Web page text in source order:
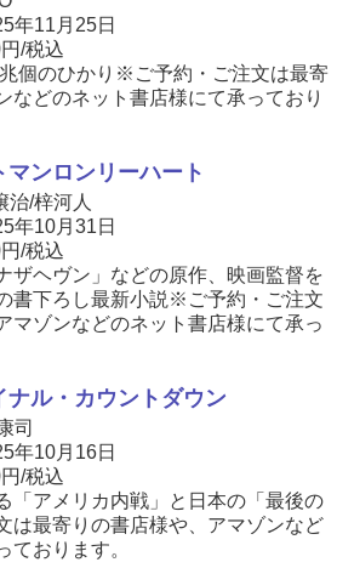
年11月25日
/税込
個のひかり※ご予約・ご注文は最寄
などのネット書店様にて承っており
マンロンリーハート
治/梓河人
年10月31日
/税込
ザヘヴン」などの原作、映画監督を
書下ろし最新小説※ご予約・ご注文
マゾンなどのネット書店様にて承っ
ナル・カウントダウン
司
年10月16日
/税込
「アメリカ内戦」と日本の「最後の
は最寄りの書店様や、アマゾンなど
ております。